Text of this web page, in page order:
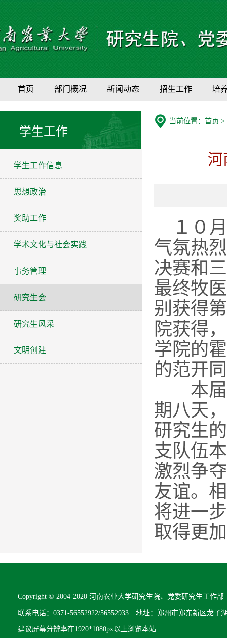
首页 部门概况 新闻动态 招生工作 培
学生工作
学生工作信息
思想政治
奖助工作
学术文化与社会实践
事务管理
研究生会
研究生风采
文明创建
当前位置： 首页 >
河
１０
气氛热
决赛和
最终牧
别获得
院获得
学院的
的范开
本届
期八天
研究生
支队伍
激烈争
友谊。
将进一
取得更
Copyright © 2004-2020 河南农业大学研究生院、党委研究生工作
联系电话：0371-56552922/56552933 地址：郑州市郑东新区龙子
建议屏幕分辨率在1920*1080px以上浏览本站